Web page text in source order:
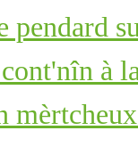
pendard
à